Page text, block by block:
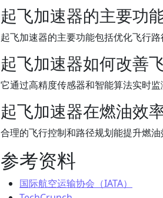
起飞加速器的主要功
起飞加速器的主要功能包括优化飞行
起飞加速器如何改善
它通过高精度传感器和智能算法实时
起飞加速器在燃油效
合理的飞行控制和路径规划能提升燃油
参考资料
国际航空运输协会（IATA）